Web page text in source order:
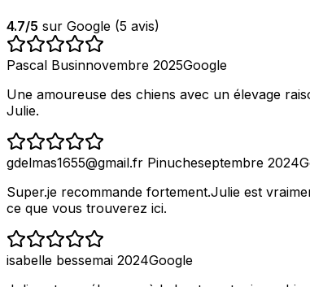
4.7/5 sur Google (5 avis)
Pascal Businnovembre 2025Google
Une amoureuse des chiens avec un élevage
Julie.
gdelmas1655@gmail.fr Pinucheseptembre 2024
Super.je recommande fortement.Julie est
ce que vous trouverez ici.
isabelle bessemai 2024Google